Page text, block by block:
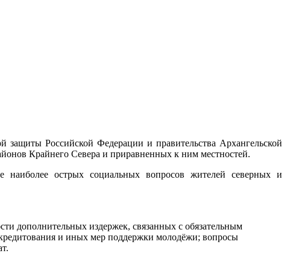
защиты Российской Федерации и правительства Архангельской
Крайнего Севера и приравненных к ним местностей.
острых социальных вопросов жителей северных и
дополнительных издержек, связанных с обязательным
и иных мер поддержки молодёжи; вопросы